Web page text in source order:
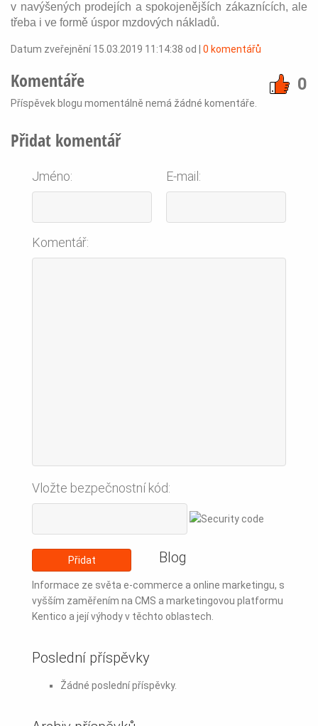
v navýšených prodejích a spokojenějších zákaznících, ale
třeba i ve formě úspor mzdových nákladů.
Datum zveřejnění 15.03.2019 11:14:38 od 0 komentářů
0
Komentáře
Příspěvek blogu momentálně nemá žádné komentáře.
Přidat komentář
Jméno: E-mail:
Komentář:
Vložte bezpečnostní kód:
Blog
Informace ze světa e-commerce a online marketingu, s
vyšším zaměřením na CMS a marketingovou platformu
Kentico a její výhody v těchto oblastech.
Poslední příspěvky
Žádné poslední příspěvky.